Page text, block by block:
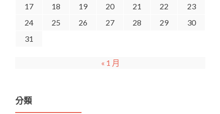
17
18 19 20 21 22
23
24
25 26 27 28 29
30
31
« 1 月
分類